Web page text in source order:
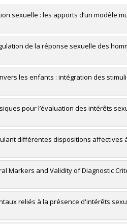
sexuelle : les apports d’un modèle
de la réponse sexuelle des
les enfants : intégration des
pour l’évaluation des intérêts
différentes dispositions affectives
Markers and Validity of Diagnostic
reliés à la présence d'intérêts